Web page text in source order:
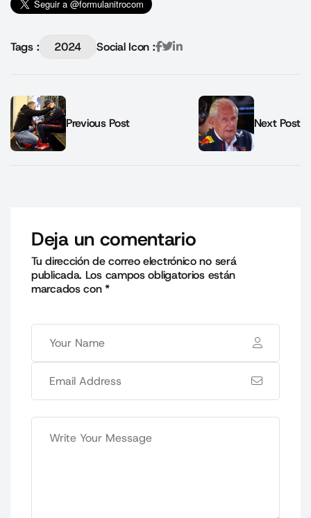
Tags : 2024 Social Icon :
Previous Post Next Post
Deja un comentario
Tu dirección de correo electrónico no será
publicada. Los campos obligatorios están
marcados con*